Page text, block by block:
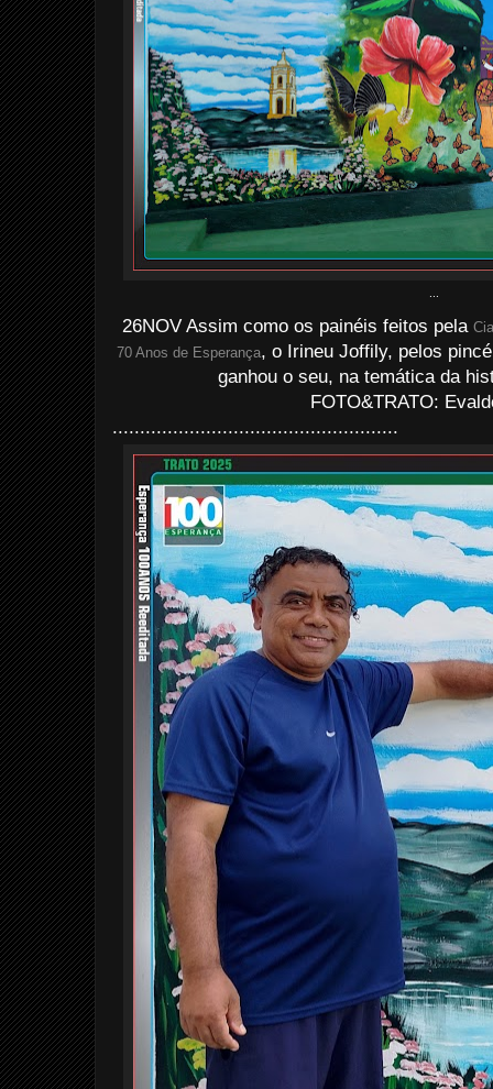
26NOV Assim como os painéis feitos pela
70 Anos de Esperança, o Irineu Joffily, pelos
ganhou o seu, na temática da
FOTO&TRATO:
....................................................